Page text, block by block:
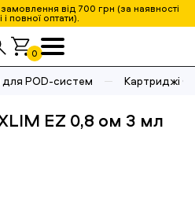
від 700 грн (за наявності
повної оптати).
0
POD-систем Картриджі
EZ 0,8 ом 3 мл